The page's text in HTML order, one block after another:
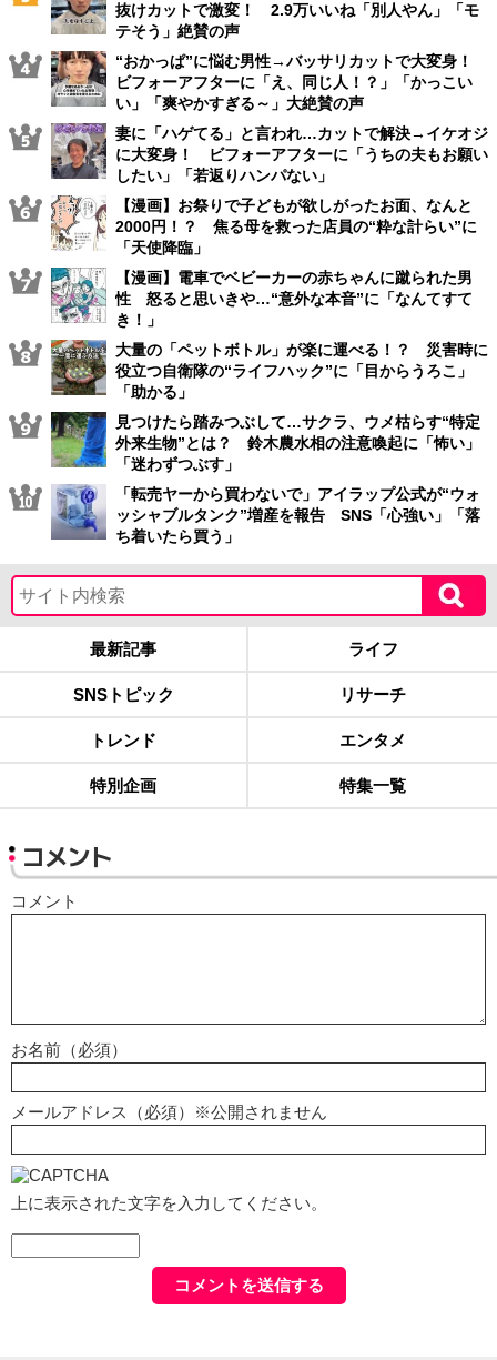
抜けカットで激変！ 2.9万いいね「別人やん」「モ
テそう」絶賛の声
“おかっぱ”に悩む男性→バッサリカットで大変身！
ビフォーアフターに「え、同じ人！？」「かっこい
い」「爽やかすぎる～」大絶賛の声
妻に「ハゲてる」と言われ…カットで解決→イケオジ
に大変身！ ビフォーアフターに「うちの夫もお願い
したい」「若返りハンパない」
【漫画】お祭りで子どもが欲しがったお面、なんと
2000円！？ 焦る母を救った店員の“粋な計らい”に
「天使降臨」
【漫画】電車でベビーカーの赤ちゃんに蹴られた男
性 怒ると思いきや…“意外な本音”に「なんてすて
き！」
大量の「ペットボトル」が楽に運べる！？ 災害時に
役立つ自衛隊の“ライフハック”に「目からうろこ」
「助かる」
見つけたら踏みつぶして…サクラ、ウメ枯らす“特定
外来生物”とは？ 鈴木農水相の注意喚起に「怖い」
「迷わずつぶす」
「転売ヤーから買わないで」アイラップ公式が“ウォ
ッシャブルタンク”増産を報告 SNS「心強い」「落
ち着いたら買う」
最新記事 ライフ
SNSトピック リサーチ
トレンド エンタメ
特別企画 特集一覧
コメント
コメント
お名前（必須）
メールアドレス（必須）※公開されません
上に表示された文字を入力してください。